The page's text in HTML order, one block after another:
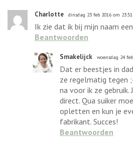
Charlotte dinsdag 23 feb 2016 om 23:51
Ik zie dat ik bij mijn naam
Beantwoorden
Smakelijck woensdag 24
Dat er beestjes in
ze regelmatig tegen
na voor ik ze
direct. Qua suiker
opletten en kun je
fabrikant. Succes!
Beantwoorden